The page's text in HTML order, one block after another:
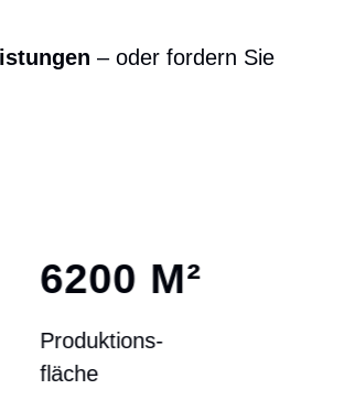
– oder fordern Sie